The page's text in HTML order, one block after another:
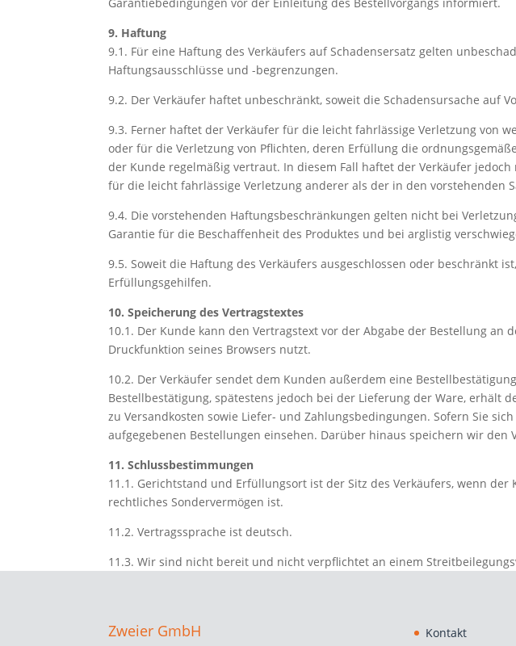
9. Haftung
9.1. Für eine Haftung des Verkäufers auf Schadensersatz gelten
Haftungsausschlüsse und -begrenzungen.
9.2. Der Verkäufer haftet unbeschränkt, soweit die Schadensursache auf
9.3. Ferner haftet der Verkäufer für die leicht fahrlässige Verletzung von
oder für die Verletzung von Pflichten, deren Erfüllung die
der Kunde regelmäßig vertraut. In diesem Fall haftet der Verkäufer
für die leicht fahrlässige Verletzung anderer als der in den vorstehenden
9.4. Die vorstehenden Haftungsbeschränkungen gelten nicht bei
Garantie für die Beschaffenheit des Produktes und bei arglistig
9.5. Soweit die Haftung des Verkäufers ausgeschlossen oder
Erfüllungsgehilfen.
10. Speicherung des Vertragstextes
10.1. Der Kunde kann den Vertragstext vor der Abgabe der Bestellung
Druckfunktion seines Browsers nutzt.
10.2. Der Verkäufer sendet dem Kunden außerdem eine
Bestellbestätigung, spätestens jedoch bei der Lieferung der Ware, erhält
zu Versandkosten sowie Liefer- und Zahlungsbedingungen. Sofern Sie
aufgegebenen Bestellungen einsehen. Darüber hinaus speichern wir
11. Schlussbestimmungen
11.1. Gerichtstand und Erfüllungsort ist der Sitz des Verkäufers, wenn
rechtliches Sondervermögen ist.
11.2. Vertragssprache ist deutsch.
11.3. Wir sind nicht bereit und nicht verpflichtet an einem
Zweier GmbH Kontakt